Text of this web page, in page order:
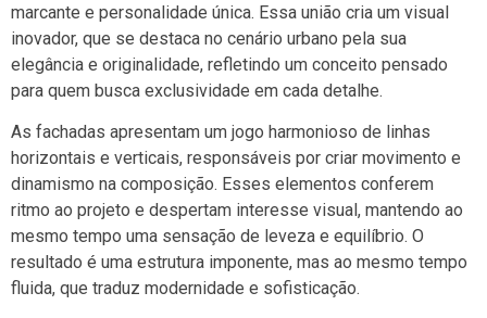
marcante e personalidade única. Essa união cria um visual
inovador, que se destaca no cenário urbano pela sua
elegância e originalidade, refletindo um conceito pensado
para quem busca exclusividade em cada detalhe.
As fachadas apresentam um jogo harmonioso de linhas
horizontais e verticais, responsáveis por criar movimento e
dinamismo na composição. Esses elementos conferem
ritmo ao projeto e despertam interesse visual, mantendo ao
mesmo tempo uma sensação de leveza e equilíbrio. O
resultado é uma estrutura imponente, mas ao mesmo tempo
fluida, que traduz modernidade e sofisticação.